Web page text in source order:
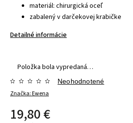
materiál: chirurgická oceľ
zabalený v darčekovej krabičke
Detailné informácie
Položka bola vypredaná…
Značka:Ewena
Neohodnotené
19,80 €